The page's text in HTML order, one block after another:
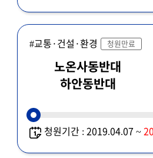
#교통·건설·환경 청원만료
노온사동반대
하안동반대
청원기간 : 2019.04.07 ~